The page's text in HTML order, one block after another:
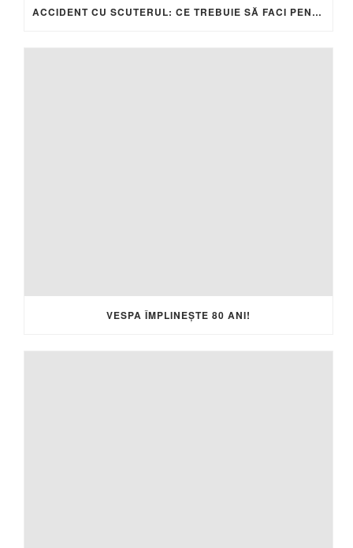
ACCIDENT CU SCUTERUL: CE TREBUIE SĂ FACI PENTRU A-ȚI PROTEJA DREPTURILE ȘI DESPĂGUBIRILE
VESPA ÎMPLINEȘTE 80 ANI!